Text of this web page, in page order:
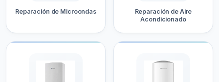
Reparación de Microondas
Reparación de Aire
Acondicionado